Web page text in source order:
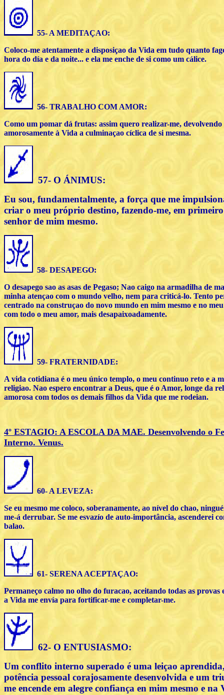
55- A MEDITAÇAO:
Coloco-me atentamente a disposiçao da Vida em tudo quanto
hora do día e da noite... e ela me enche de si como um cálice.
56- TRABALHO COM AMOR:
Como um pomar dá frutas: assim quero realizar-me, devolvendo
amorosamente à Vida a culminaçao cíclica de si mesma.
57- O ÁNIMUS:
Eu sou, fundamentalmente, a força que me
criar o meu próprio destino, fazendo-me, em
senhor de mim mesmo.
58- DESAPEGO:
O desapego sao as asas de Pegaso; Nao caigo na armadilha de
minha atençao com o mundo velho, nem para criticá-lo. Tento
centrado na construçao do novo mundo en mim mesmo e no
com todo o meu amor, mais desapaixoadamente.
59- FRATERNIDADE:
A vida cotidiana é o meu único templo, o meu continuo reto e a
religiao. Nao espero encontrar a Deus, que é o Amor, longe da
amorosa com todos os demais filhos da Vida que me rodeian.
4º ESTAGIO: A ESCOLA DA MAE. Desenvolvendo o
Interno. Venus.
60- A LEVEZA:
Se eu mesmo me coloco, soberanamente, ao nível do chao,
me-á derrubar. Se me esvazío de auto-importância, ascenderei
balao.
61- SERENA ACEPTAÇAO:
Permaneço calmo no olho do furacao, aceitando todas as provas
a Vida me envía para fortificar-me e completar-me.
62- O ENTUSIASMO:
Um conflito interno superado é uma leiçao
potência pessoal corajosamente desenvolvida e um
me encende em alegre confiança en mim mesmo e na